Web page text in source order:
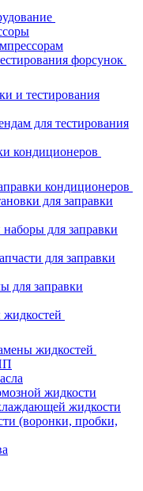
форсунок
и тестирования
для тестирования
кондиционеров
кондиционеров
для заправки
для заправки
для заправки
для заправки
жидкостей
жидкости
жидкости
(воронки, пробки,